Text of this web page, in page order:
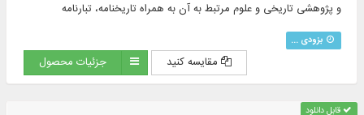
و پژوهشی تاریخی و علوم مرتبط به آن به همراه تاریخنامه، تبارنامه
بزودی ...
مقایسه کنید جزئیات محصول
قابل دانلود